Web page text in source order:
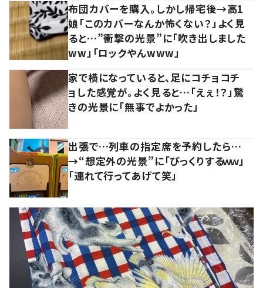
布団カバーを購入。しかし帰宅後→高1
娘「このカバーなんか怖くない？」よく見
ると…”衝撃の光景”に「吹き出しました
ww」「ロックやんwww」
家で横になっていると、足にコチョコチ
ョした感覚が。よく見ると…「えぇ！？」驚
きの光景に「無事でよかった」
出張で…列車の指定席を予約したら…
→“想定外の光景”に「びっくりするｗｗ」
「連れて行ってあげて笑」